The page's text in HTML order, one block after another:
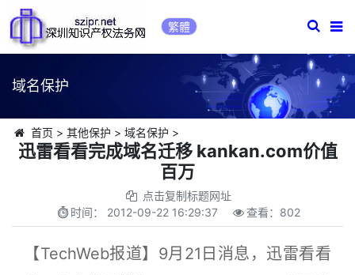
繁體
域名保护
首页 > 其他保护 > 域名保护 >
迅雷看看完成域名迁移 kankan.com价值
百万
点击复制标题网址
时间： 2012-09-22 16:29:37 查看： 802
【TechWeb报道】9月21日消息，迅雷看看